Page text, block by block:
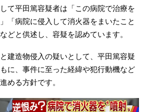
て平田篤容疑者は「この病院で治療を
「病院に侵入して消火器をまいたこと
どと供述し、容疑を認めています。
建造物侵入の疑いとして、平田篤容疑
に、事件に至った経緯や犯行動機など
める方針です。